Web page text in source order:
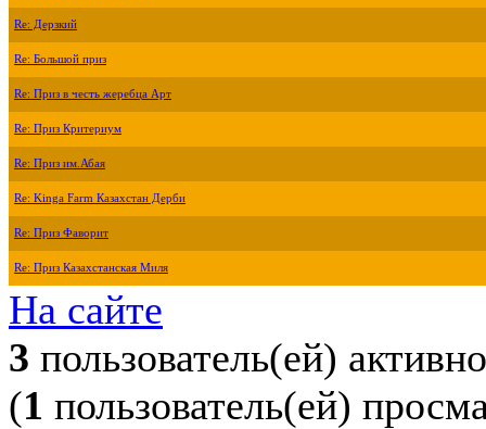
Re: Дерзкий
Re: Большой приз
Re: Приз в честь жеребца Арт
Re: Приз Критериум
Re: Приз им.Абая
Re: Kinga Farm Казахстан Дерби
Re: Приз Фаворит
Re: Приз Казахстанская Миля
На сайте
3 пользователь(ей) активно
(1 пользователь(ей)